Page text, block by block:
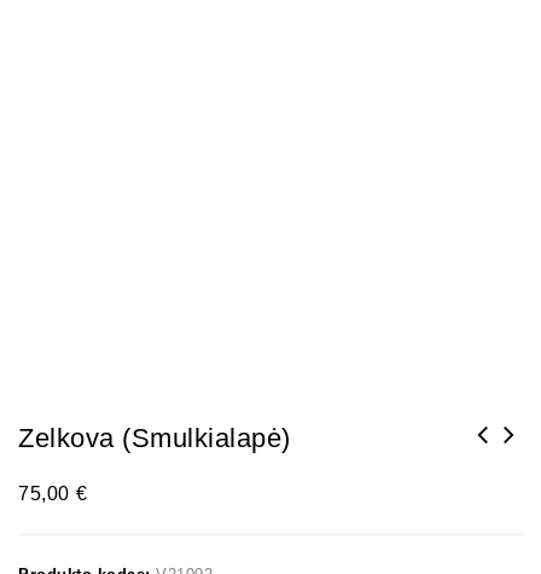
Zelkova (smulkialapė)
75,00 €